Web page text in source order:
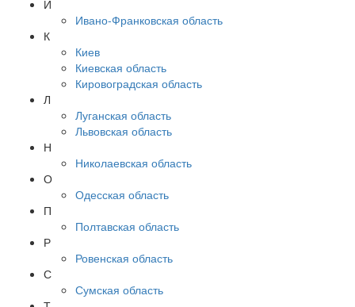
И
Ивано-Франковская область
К
Киев
Киевская область
Кировоградская область
Л
Луганская область
Львовская область
Н
Николаевская область
О
Одесская область
П
Полтавская область
Р
Ровенская область
С
Сумская область